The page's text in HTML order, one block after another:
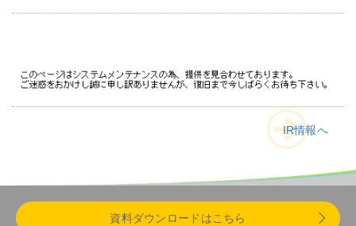
IR情報へ
資料ダウンロードはこちら